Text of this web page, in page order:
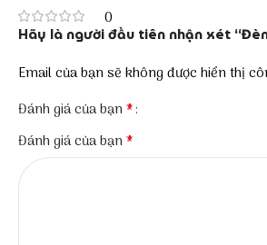
0
Hãy là người đầu tiên nhận xét
Email của bạn sẽ không được hiển thị
Đánh giá của bạn*
Đánh giá của bạn*